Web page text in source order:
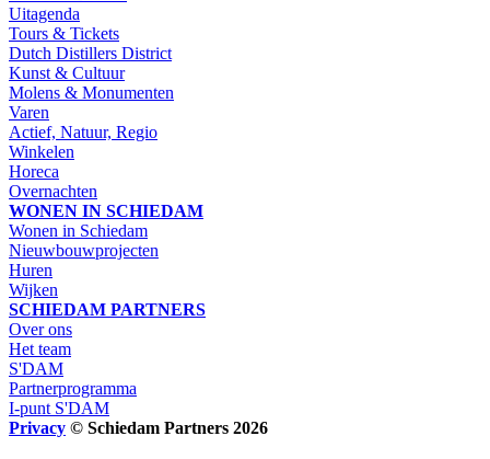
Uitagenda
Tours & Tickets
Dutch Distillers District
Kunst & Cultuur
Molens & Monumenten
Varen
Actief, Natuur, Regio
Winkelen
Horeca
Overnachten
WONEN IN SCHIEDAM
Wonen in Schiedam
Nieuwbouwprojecten
Huren
Wijken
SCHIEDAM PARTNERS
Over ons
Het team
S'DAM
Partnerprogramma
I-punt S'DAM
Privacy © Schiedam Partners 2026